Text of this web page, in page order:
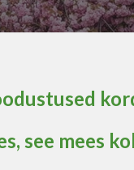
see mees